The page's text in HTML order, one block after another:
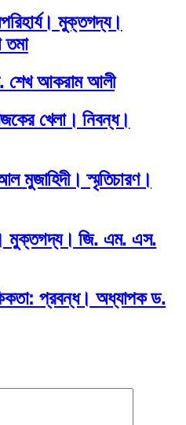
মুক্তগদ্য।
তমা
শেখ আকরাম আলী
খেলা। নিবন্ধ।
মুজাহিদী। স্মৃতিচারণ।
মুক্তগদ্য। জি. এম. এস.
প্রবন্ধ। অধ্যাপক ড.